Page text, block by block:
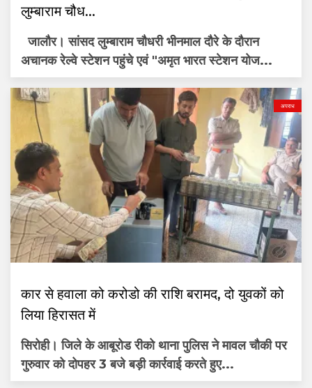
लुम्बाराम चौध...
जालौर। सांसद लुम्बाराम चौधरी भीनमाल दौरे के दौरान
अचानक रेल्वे स्टेशन पहुंचे एवं "अमृत भारत स्टेशन योज...
अपराध
कार से हवाला को करोडो की राशि बरामद, दो युवकों को
लिया हिरासत में
सिरोही। जिले के आबूरोड रीको थाना पुलिस ने मावल चौकी पर
गुरुवार को दोपहर 3 बजे बड़ी कार्रवाई करते हुए...